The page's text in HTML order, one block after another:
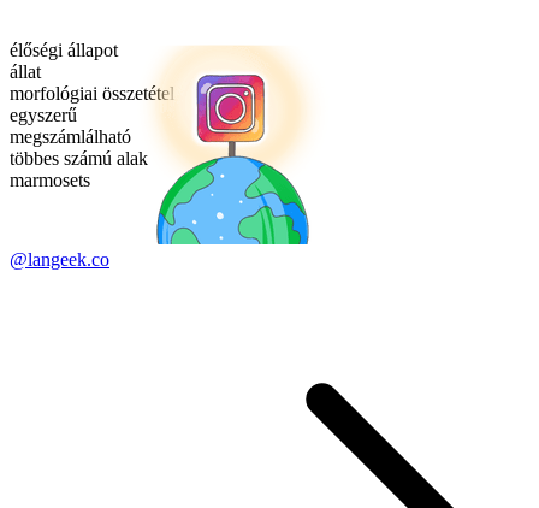
élőségi állapot
állat
morfológiai összetétel
egyszerű
megszámlálható
többes számú alak
marmosets
@langeek.co